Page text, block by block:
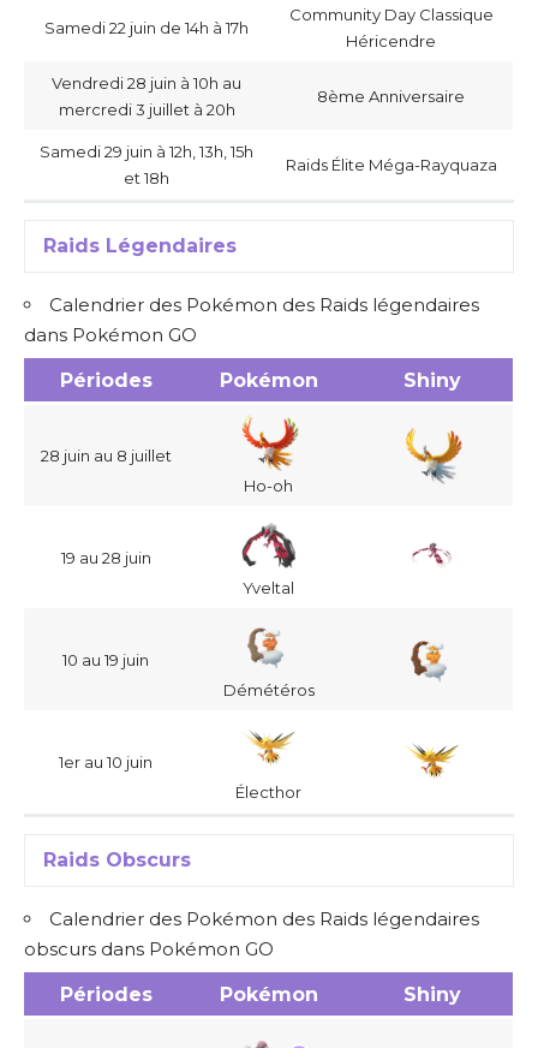
Samedi 22 juin de 14h à 17h
Community Day Classique
Héricendre
Vendredi 28 juin à 10h au
mercredi 3 juillet à 20h
8ème Anniversaire
Samedi 29 juin à 12h, 13h, 15h
et 18h
Raids Élite Méga-Rayquaza
Raids Légendaires
Calendrier des Pokémon des Raids légendaires
dans Pokémon GO
Périodes Pokémon Shiny
28 juin au 8 juillet
Ho-oh
19 au 28 juin
Yveltal
10 au 19 juin
Démétéros
1er au 10 juin
Électhor
Raids Obscurs
Calendrier des Pokémon des Raids légendaires
obscurs dans Pokémon GO
Périodes Pokémon Shiny